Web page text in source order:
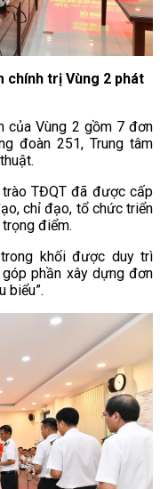
chính trị Vùng 2 phát
của Vùng 2 gồm 7 đơn
đoàn 251, Trung tâm
TĐQT đã được cấp
chỉ đạo, tổ chức triển
điểm.
khối được duy trì
góp phần xây dựng đơn
biểu”.